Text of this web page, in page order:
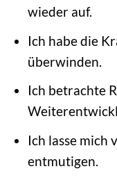
wieder auf.
Ich habe die
überwinden.
Ich betrachte
Ich lasse mich
entmutigen.